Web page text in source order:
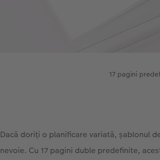
17 pagini
Dacă doriți o planificare variată, șablonul
nevoie. Cu 17 pagini duble predefinite,